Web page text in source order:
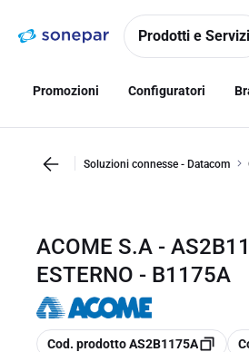
navigazionealla
Prodotti e Servizi
Promozioni Configuratori
Soluzioni connesse - Datacom
ACOME S.A -
ESTERNO - B1175A
copia
Cod. prodotto AS2B1175A